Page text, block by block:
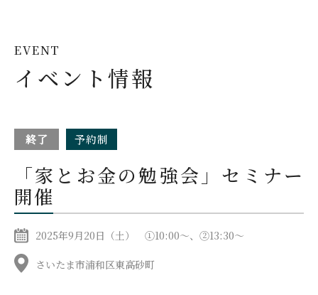
EVENT
イベント情報
終了 予約制
「家とお金の勉強会」セミナー
開催
2025年9月20日（土） ①10:00～、②13:30～
さいたま市浦和区東高砂町